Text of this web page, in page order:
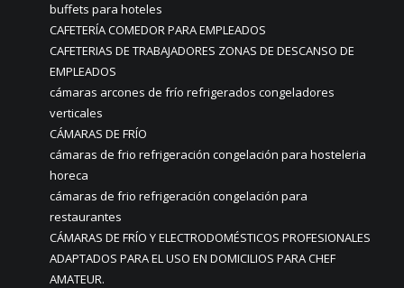
buffets para hoteles
CAFETERÍA COMEDOR PARA EMPLEADOS
CAFETERIAS DE TRABAJADORES ZONAS DE DESCANSO DE
EMPLEADOS
cámaras arcones de frío refrigerados congeladores
verticales
CÁMARAS DE FRÍO
cámaras de frio refrigeración congelación para hosteleria
horeca
cámaras de frio refrigeración congelación para
restaurantes
CÁMARAS DE FRÍO Y ELECTRODOMÉSTICOS PROFESIONALES
ADAPTADOS PARA EL USO EN DOMICILIOS PARA CHEF
AMATEUR.